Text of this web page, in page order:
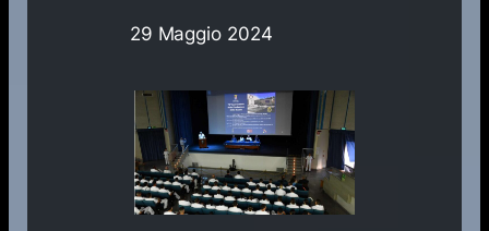
29 Maggio 2024